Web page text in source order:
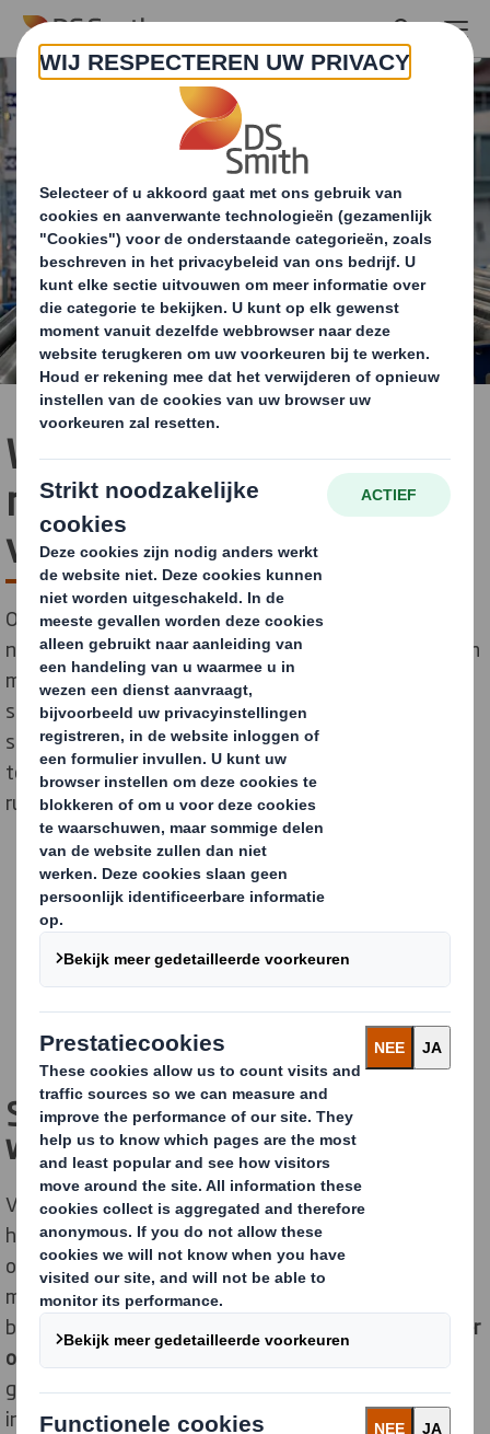
Skip to main content
Winparts groeit met
nieuwe
verpakkingsstrategie
Online webshop Winparts schakelde over op een
nieuwe verpakkingsstrategie om de jaarlijkse groei van
maar liefst 20% te kunnen blijven ondersteunen en
schafte een nieuwe inpakmachine aan. De
samenwerking met DS Smith zorgt ervoor dat het
toenemend aantal pakketjes, zonder onnodige lege
ruimte, ingepakt en verzonden kunnen worden.
Sneller inpakken van
webshoporders
Vorig jaar kwam Winparts op een punt dat de grote
hoeveelheid pakketjes een uitdaging werd. Eerder
optimaliseerde men al het assortiment van dozen op
maat, maar om te kunnen blijven groeien werd
besloten om verder te automatiseren.
Men stapte over
op fanfold karton, ook wel
genoemd en installeerde een gloednieuwe
inpakmachine.